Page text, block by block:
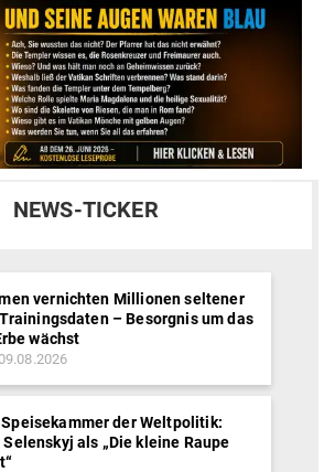
NEWS-TICKER
vernichten Millionen seltener
– Besorgnis um das
wächst
09.08.2026
der Weltpolitik:
als „Die kleine Raupe